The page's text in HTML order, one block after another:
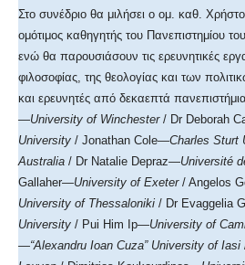
Στο συνέδριο θα μιλήσει ο ομ. καθ.
ομότιμος καθηγητής του Πανεπιστημίου
ενώ θα παρουσιάσουν τις ερευνητικές
φιλοσοφίας, της θεολογίας και των
και ερευνητές από δεκαεπτά
—University of Winchester/ Dr Deborah
University / Jonathan Cole—Charles Sturt
Australia / Dr Natalie Depraz—Université
Gallaher—University of Exeter/ Angelos
University of Thessaloniki / Dr Evaggelia
University / Pui Him Ip—University of
—“Alexandru Ioan Cuza” University of Iasi